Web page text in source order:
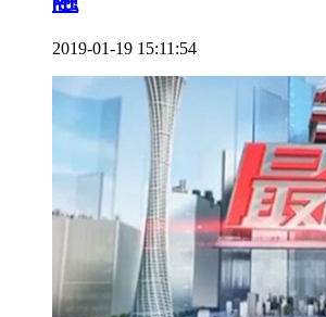
2019-01-19 15:11:54